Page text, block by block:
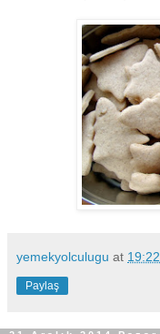
yemekyolculugu at 19:22
Paylaş